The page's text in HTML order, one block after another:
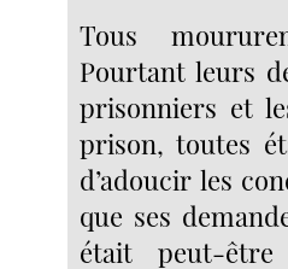
Tous
Pourtant leurs
prisonniers et
prison, toutes
d’adoucir les
que ses
était peut-